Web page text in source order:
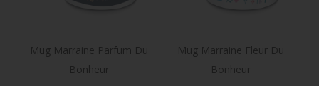
Mug Marraine Parfum Du
Bonheur
Mug Marraine Fleur Du
Bonheur